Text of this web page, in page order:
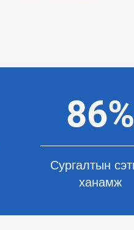
86%
Сургалтын
ханамж